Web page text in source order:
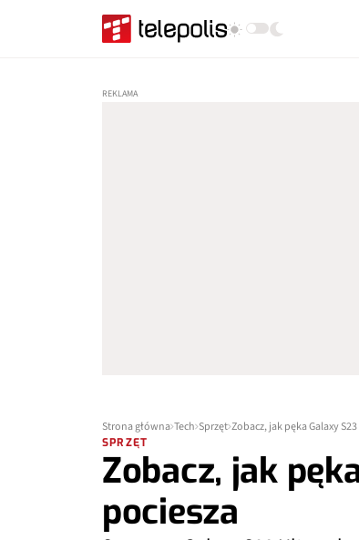
Strona główna Tech Sprzęt Zobacz, jak pęka Galaxy
SPRZĘT
Zobacz, jak
pociesza